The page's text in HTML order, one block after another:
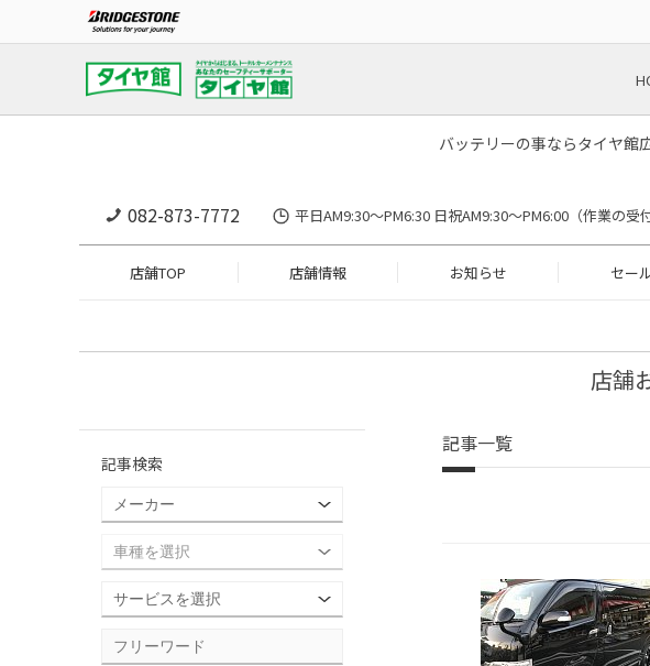
バッテリーの事ならタイヤ館
082-873-7772 平日AM9:30～PM6:30 日祝AM9:30〜PM6:00（作業の受
店舗TOP 店舗情報 お知らせ セー
店舗
記事一覧
記事検索